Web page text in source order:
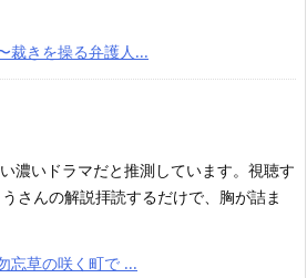
裁きを操る弁護人...
濃いドラマだと推測しています。視聴す
さんの解説拝読するだけで、胸が詰ま
忘草の咲く町で ...